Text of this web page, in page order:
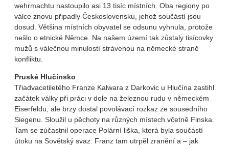
wehrmachtu nastoupilo asi 13 tisíc místních. Oba regiony po
válce znovu připadly Československu, jehož součástí jsou
dosud. Většina místních obyvatel se odsunu vyhnula, protože
nešlo o etnické Němce. Na našem území tak zůstaly tisícovky
mužů s válečnou minulostí strávenou na německé straně
konfliktu.
Pruské Hlučínsko
Třiadvacetiletého Franze Kalwara z Darkovic u Hlučína zastihl
začátek války při práci v dole na železnou rudu v německém
Eiserfeldu, ale brzy dostal povolávací rozkaz ze sousedního
Siegenu. Sloužil u pěchoty na různých místech včetně Finska.
Tam se zúčastnil operace Polární liška, která byla součástí
útoku na Sovětský svaz. Franz tam utrpěl zranění a – jak